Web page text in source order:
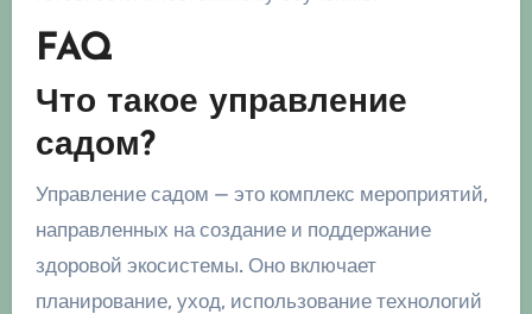
FAQ
Что такое управление
садом?
Управление садом — это комплекс мероприятий,
направленных на создание и поддержание
здоровой экосистемы. Оно включает
планирование, уход, использование технологий